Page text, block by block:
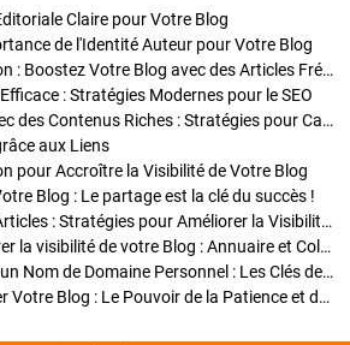
Claire pour Votre Blog
de l'Identité Auteur pour Votre Blog
Stratégies de Publication : Boostez Votre Blog avec des Articles Fréquents et Exclusifs
: Stratégies Modernes pour le SEO
Enrichir Vos Articles avec des Contenus Riches : Stratégies pour Captiver et Optimiser
aux Liens
pour Accroître la Visibilité de Votre Blog
Blog : Le partage est la clé du succès !
Optimisation SEO des Articles : Stratégies pour Améliorer la Visibilité de Votre Blog
Stratégies pour améliorer la visibilité de votre Blog : Annuaire et Collaborations
Pourquoi Investir dans un Nom de Domaine Personnel : Les Clés de la Réussite de Votre Blog
Comment Faire Émerger Votre Blog : Le Pouvoir de la Patience et de la Persévérance